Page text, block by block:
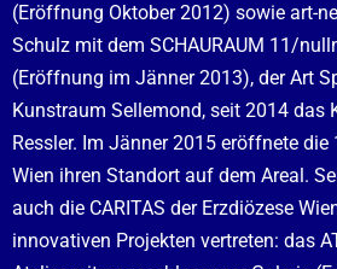
(Eröffnung Oktober 2012) sowie art-
Schulz mit dem SCHAURAUM 11/
(Eröffnung im Jänner 2013), der Art
Kunstraum Sellemond, seit 2014 das
Ressler. Im Jänner 2015 eröffnete die
Wien ihren Standort auf dem Areal.
auch die CARITAS der Erzdiözese
innovativen Projekten vertreten: das